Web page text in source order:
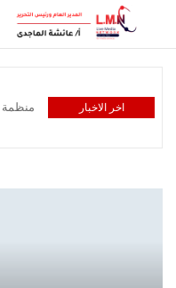
اخر الاخبار